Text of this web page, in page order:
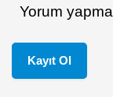
Yorum
Kayıt Ol